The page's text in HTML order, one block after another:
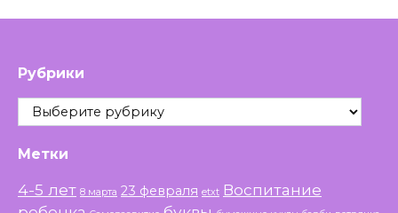
Рубрики
Рубрики
Метки
4-5 лет 8 марта 23 февраля etxt Воспитание